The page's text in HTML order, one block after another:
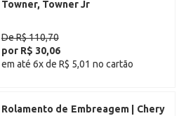
Towner, Towner Jr
De R$ 110,70
por R$ 30,06
em até 6x de R$ 5,01 no cartão
Rolamento de Embreagem | Chery